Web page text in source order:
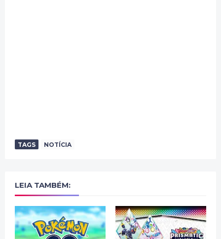
TAGS NOTÍCIA
LEIA TAMBÉM: